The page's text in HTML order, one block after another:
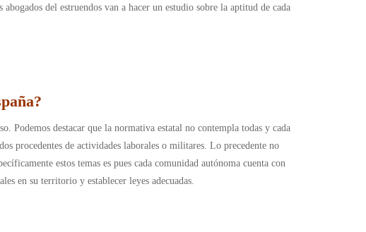
del estruendos van a hacer un estudio sobre la aptitud de cada
?
Podemos destacar que la normativa estatal no contempla todas y cada
procedentes de actividades laborales o militares. Lo precedente no
estos temas es pues cada comunidad autónoma cuenta con
en su territorio y establecer leyes adecuadas.